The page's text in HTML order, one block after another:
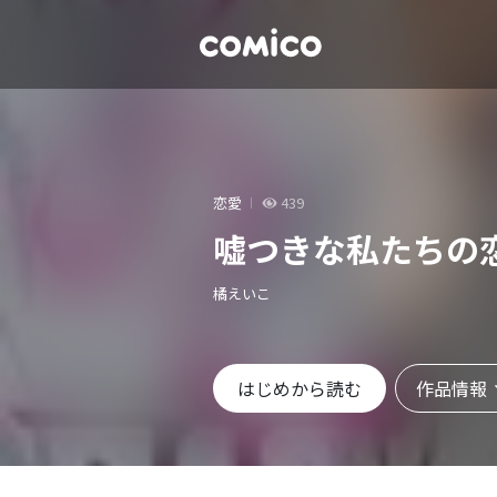
恋愛 439
嘘つきな私たちの
橘えいこ
はじめから読む 作品情報